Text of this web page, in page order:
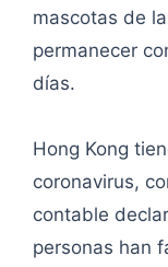
mascotas de
permanecer
días.
Hong Kong
coronavirus,
contable
personas han